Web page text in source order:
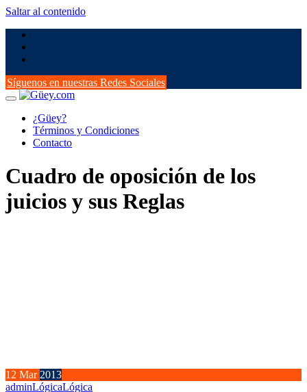
Saltar al contenido
Síguenos en nuestras Redes Sociales
¿Güey?
Términos y Condiciones
Contacto
Cuadro de oposición de los
juicios y sus Reglas
12 Mar2013
adminLógicaLógica